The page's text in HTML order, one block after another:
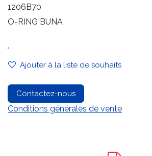
1206B70
O-RING BUNA
.
Ajouter à la liste de souhaits
Contactez-nous
Conditions générales de vente